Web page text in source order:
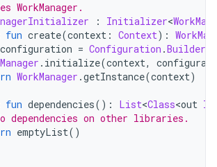
: Initializer<
fun create(context : Context):
configuration = Configuration .Builder
. initialize(context,
WorkManager .getInstance(context)
fun dependencies(): List<Class<out
dependencies on other libraries.
emptyList()